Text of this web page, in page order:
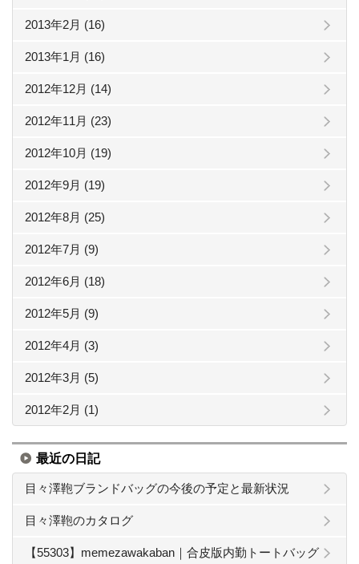
2013年2月 (16)
2013年1月 (16)
2012年12月 (14)
2012年11月 (23)
2012年10月 (19)
2012年9月 (19)
2012年8月 (25)
2012年7月 (9)
2012年6月 (18)
2012年5月 (9)
2012年4月 (3)
2012年3月 (5)
2012年2月 (1)
最近の日記
目々澤鞄ブランドバッグの今後の予定と最新状況
目々澤鞄のカタログ
【55303】memezawakaban｜合皮版内勤トートバッグ